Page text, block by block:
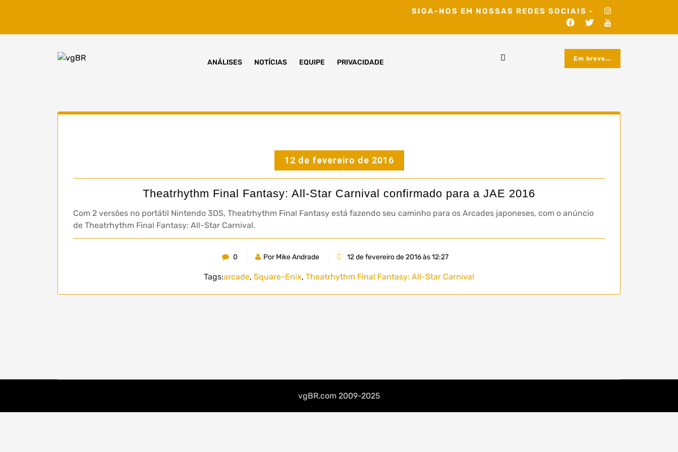
SIGA-NOS EM NOSSAS REDES SOCIAIS -
ANÁLISES NOTÍCIAS EQUIPE PRIVACIDADE Em breve...
12 de fevereiro de 2016
Theatrhythm Final Fantasy: All-Star Carnival confirmado para a JAE 2016
Com 2 versões no portátil Nintendo 3DS, Theatrhythm Final Fantasy está fazendo seu caminho para os Arcades japoneses, com o anúncio
de Theatrhythm Final Fantasy: All-Star Carnival.
0 Por Mike Andrade 12 de fevereiro de 2016 às 12:27
Tags:arcade, Square-Enix, Theatrhythm Final Fantasy: All-Star Carnival
vgBR.com 2009-2025